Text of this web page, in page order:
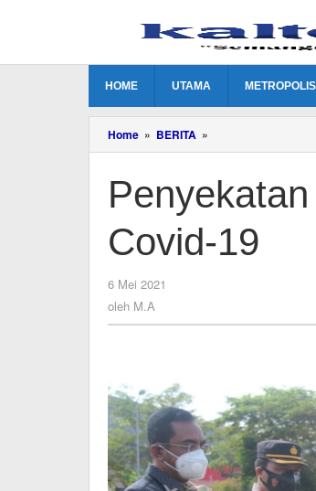
HOME UTAMA METROPOLIS
Home » BERITA »
Bagian
Pencegahan
Covid-
Covid-19
6 Mei 2021
oleh M.A